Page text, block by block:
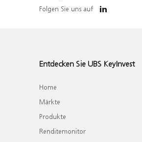
Folgen Sie uns auf
Entdecken Sie UBS KeyInvest
Home
Märkte
Produkte
Renditemonitor